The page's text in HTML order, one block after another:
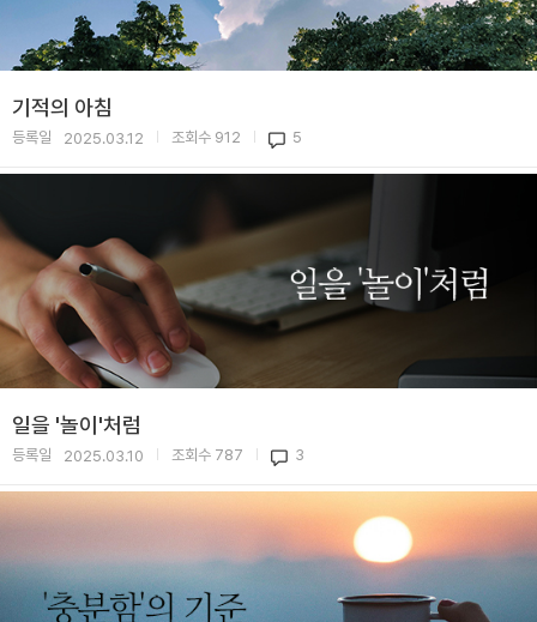
기적의 아침
등록일 2025.03.12 조회수 912 5
일을 '놀이'처럼
등록일 2025.03.10 조회수 787 3